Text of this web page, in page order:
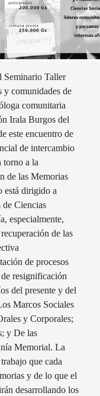
Seminario Taller
y comunidades de
comunitaria
Irala Burgos del
este encuentro de
de intercambio
torno a la
de las Memorias
está dirigido a
de Ciencias
especialmente,
de las
de procesos
resignificación
del presente y del
Marcos Sociales
y Corporales;
y De las
Memorial. La
que cada
y de lo que el
desarrollando los